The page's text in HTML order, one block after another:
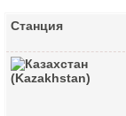
Станция